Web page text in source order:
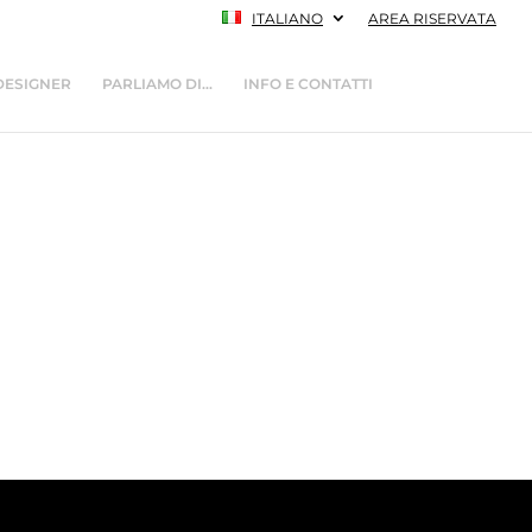
ITALIANO AREA RISERVATA
PARLIAMO DI… INFO E CONTATTI